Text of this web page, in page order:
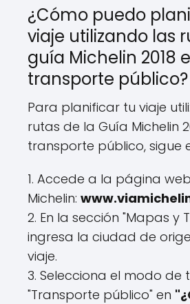
¿Cómo puedo
viaje utilizando las
guía Michelin 2018
transporte público?
Para planificar tu viaje
rutas de la Guía Michelin
transporte público, sigue
1. Accede a la página
Michelin:
2. En la sección "Mapas y
ingresa la ciudad de
viaje.
3. Selecciona el modo de
"Transporte público" en